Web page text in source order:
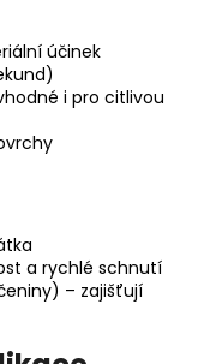
účinek
i pro citlivou
a rychlé schnutí
– zajišťují